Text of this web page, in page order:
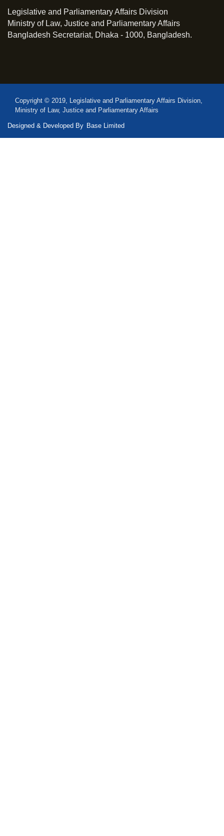
Legislative and Parliamentary Affairs Division
Ministry of Law, Justice and Parliamentary Affairs
Bangladesh Secretariat, Dhaka - 1000, Bangladesh.
Copyright © 2019, Legislative and Parliamentary Affairs Division,
Ministry of Law, Justice and Parliamentary Affairs
Designed & Developed By Base Limited